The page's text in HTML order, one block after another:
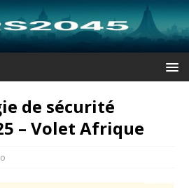
de sécurité
– Volet Afrique